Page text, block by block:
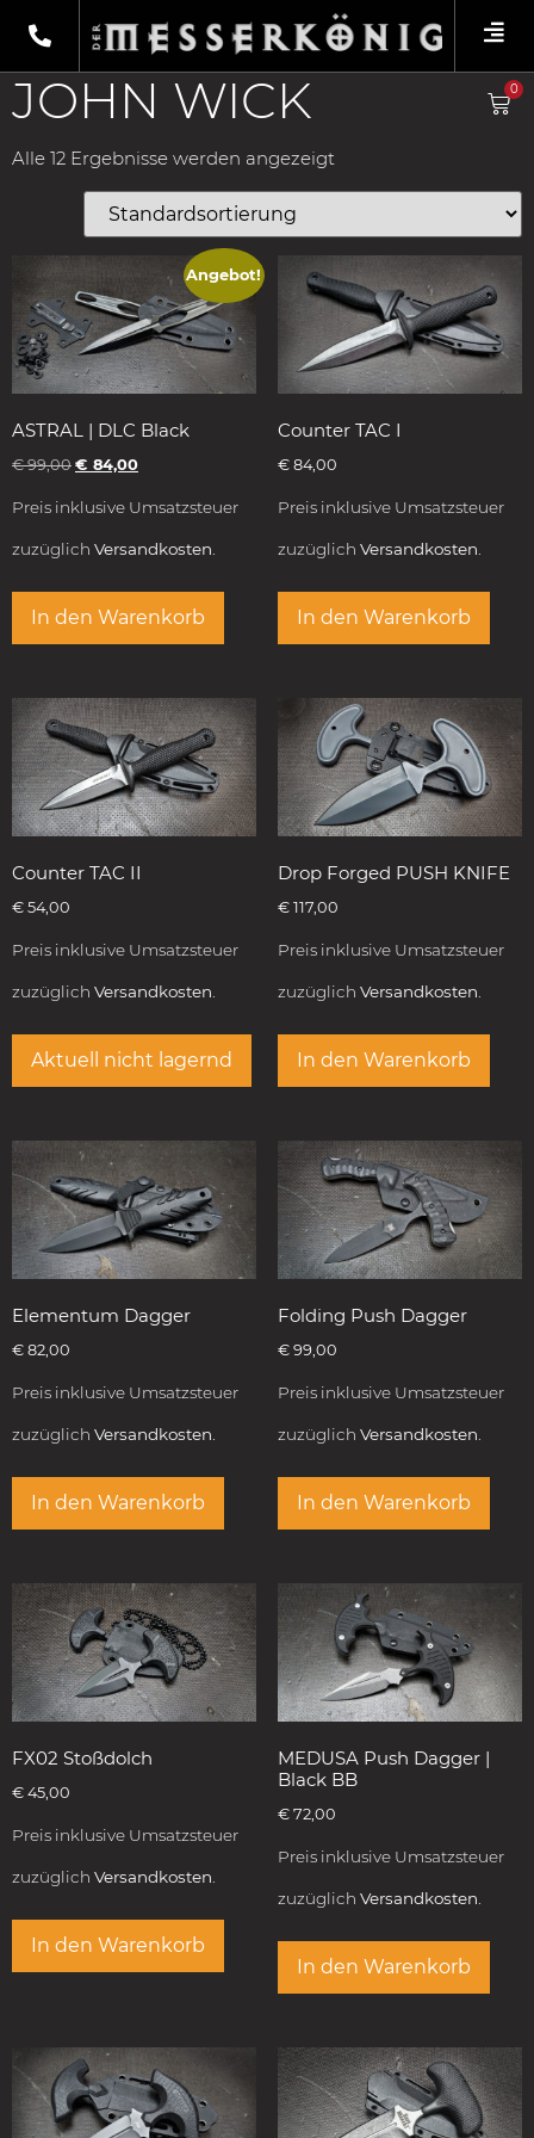
0
Produkte verschlagwortet mit „John
Wick“
/ Starre Messer
JOHN WICK
Alle 12 Ergebnisse werden angezeigt
Angebot!
ASTRAL | DLC Black
€99,00 € 84,00
Preis inklusive Umsatzsteuer
zuzüglich Versandkosten.
In den Warenkorb
Counter TAC I
€84,00
Preis inklusive Umsatzsteuer
zuzüglich Versandkosten.
In den Warenkorb
Counter TAC II
€ 54,00
Preis inklusive Umsatzsteuer
zuzüglich Versandkosten.
Aktuell nicht lagernd
Drop Forged PUSH KNIFE
€117,00
Preis inklusive Umsatzsteuer
zuzüglich Versandkosten.
In den Warenkorb
Elementum Dagger
€ 82,00
Preis inklusive Umsatzsteuer
zuzüglich Versandkosten.
In den Warenkorb
Folding Push Dagger
€99,00
Preis inklusive Umsatzsteuer
zuzüglich Versandkosten.
In den Warenkorb
FX02 Stoßdolch
€ 45,00
Preis inklusive Umsatzsteuer
zuzüglich Versandkosten.
In den Warenkorb
MEDUSA Push Dagger |
Black BB
€72,00
Preis inklusive Umsatzsteuer
zuzüglich Versandkosten.
In den Warenkorb